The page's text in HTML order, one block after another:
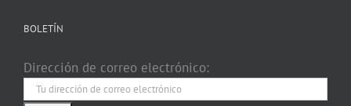
BOLETÍN
Dirección de correo electrónico: